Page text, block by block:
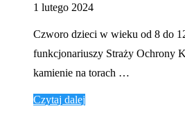
1 lutego 2024
Czworo dzieci w wieku od 8 do
funkcjonariuszy Straży Ochrony
kamienie na torach …
Czytaj dalej